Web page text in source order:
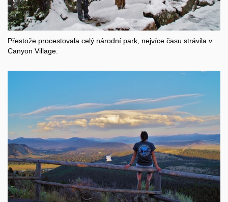
Přestože procestovala celý národní park, nejvíce času strávila v
Canyon Village.